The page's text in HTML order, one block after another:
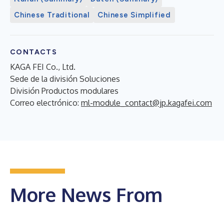
Chinese Traditional
Chinese Simplified
CONTACTS
KAGA FEI Co., Ltd.
Sede de la división Soluciones
División Productos modulares
Correo electrónico: ml-module_contact@jp.kagafei.com
More News From